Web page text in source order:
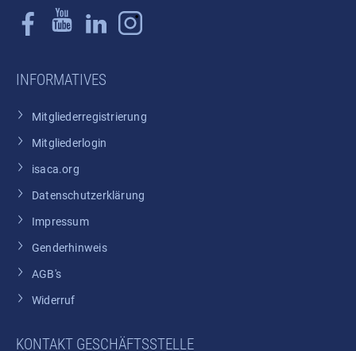
INFORMATIVES
Mitgliederregistrierung
Mitgliederlogin
isaca.org
Datenschutzerklärung
Impressum
Genderhinweis
AGB's
Widerruf
KONTAKT GESCHÄFTSSTELLE